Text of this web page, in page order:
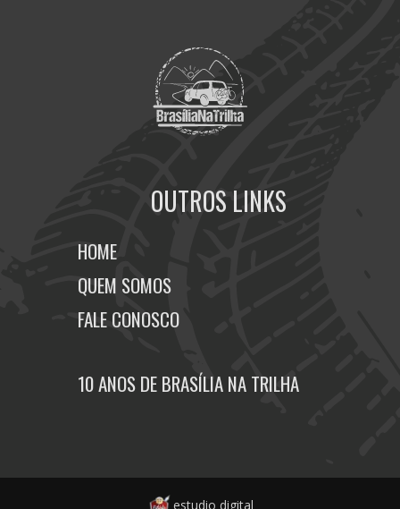
OUTROS LINKS
HOME
QUEM SOMOS
FALE CONOSCO
10 ANOS DE BRASÍLIA NA TRILHA
estudio digital